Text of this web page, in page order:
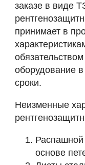
заказе в виде
принимает в
оборудование
сроки.
Неизменные
основе